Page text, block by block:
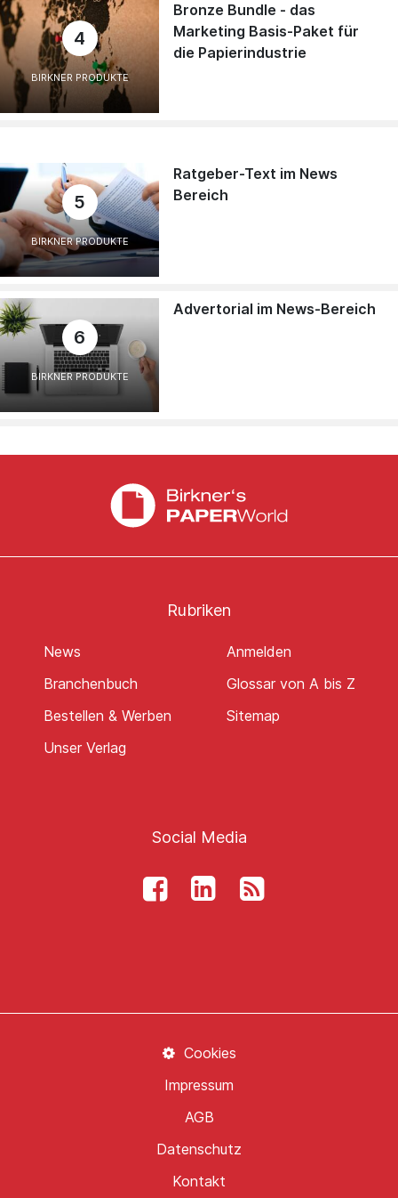
4
BIRKNER PRODUKTE
Bronze Bundle - das
Marketing Basis-Paket für
die Papierindustrie
5
BIRKNER PRODUKTE
Ratgeber-Text im News
Bereich
6
BIRKNER PRODUKTE
Advertorial im News-Bereich
Rubriken
News
Branchenbuch
Bestellen & Werben
Unser Verlag
Anmelden
Glossar von A bis Z
Sitemap
Social Media
Kontakt
Datenschutz
AGB
Impressum
Cookies